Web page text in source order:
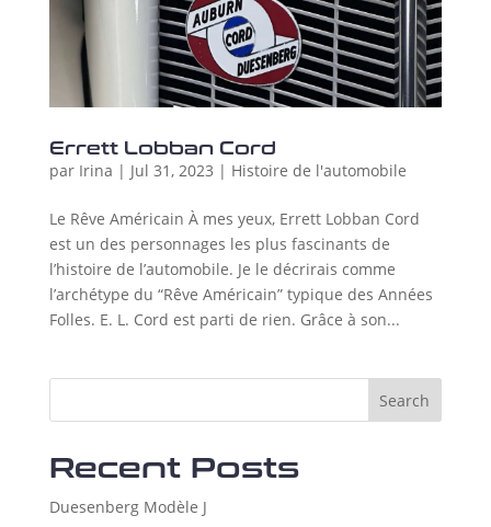
Errett Lobban Cord
par Irina | Jul 31, 2023 | Histoire de l'automobile
Le Rêve Américain À mes yeux, Errett Lobban Cord
est un des personnages les plus fascinants de
l’histoire de l’automobile. Je le décrirais comme
l’archétype du “Rêve Américain” typique des Années
Folles. E. L. Cord est parti de rien. Grâce à son...
Search
Recent Posts
Duesenberg Modèle J